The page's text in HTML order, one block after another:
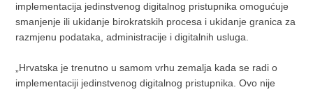
implementacija jedinstvenog digitalnog pristupnika omogućuje
smanjenje ili ukidanje birokratskih procesa i ukidanje granica za
razmjenu podataka, administracije i digitalnih usluga.
„Hrvatska je trenutno u samom vrhu zemalja kada se radi o
implementaciji jedinstvenog digitalnog pristupnika. Ovo nije